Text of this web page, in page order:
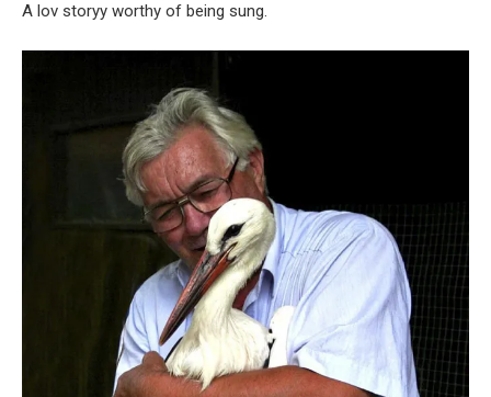
A lov storyy worthy of being sung.